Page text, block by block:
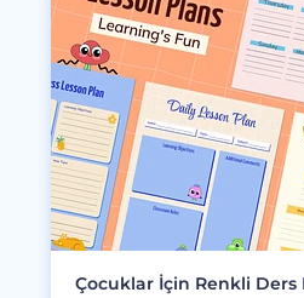
Çocuklar İçin Renkli Ders